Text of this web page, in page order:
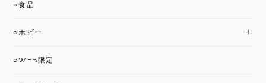
○食品
○ホビー
○WEB限定